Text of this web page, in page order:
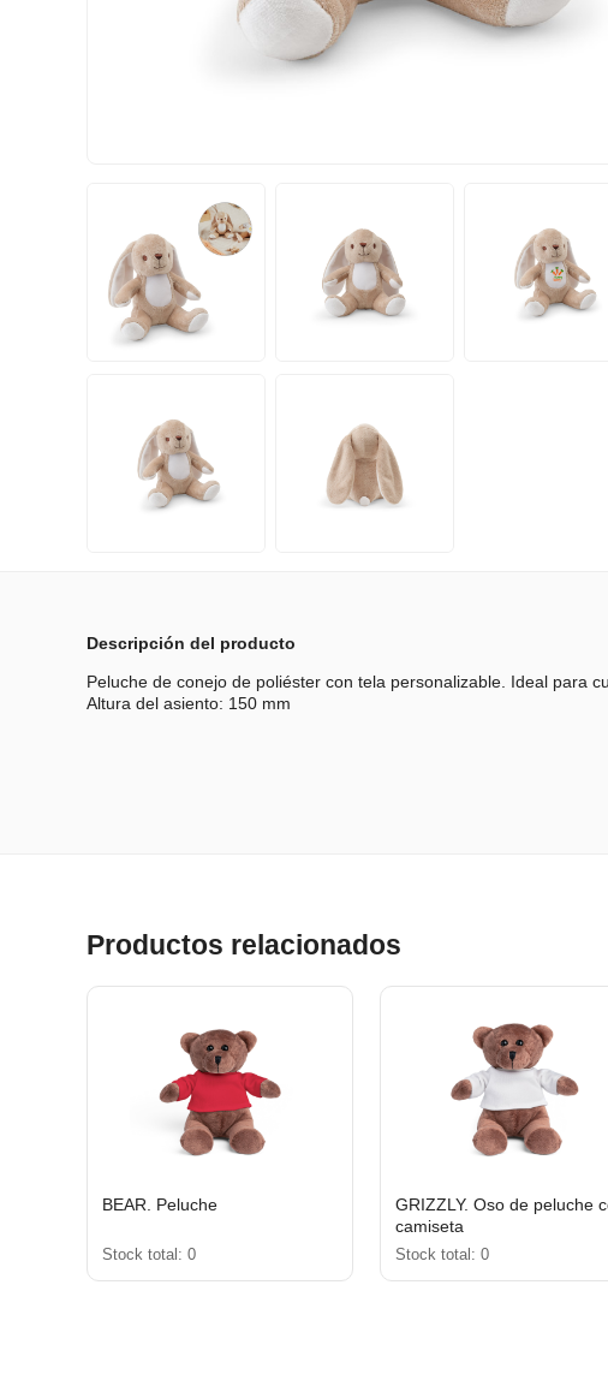
Descripción del producto
Peluche de conejo de poliéster con tela personalizable. Ideal para
Altura del asiento: 150 mm
Productos relacionados
BEAR. Peluche
Stock total: 0
GRIZZLY. Oso de peluche
camiseta
Stock total: 0